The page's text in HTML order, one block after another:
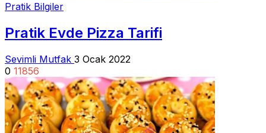
Pratik Bilgiler
Pratik Evde Pizza Tarifi
Sevimli Mutfak 3 Ocak 2022
0 11856